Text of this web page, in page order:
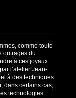
comme toute
outrages du
à ces joyaux
l’atelier Jean-
à des techniques
dans certains cas,
technologies.